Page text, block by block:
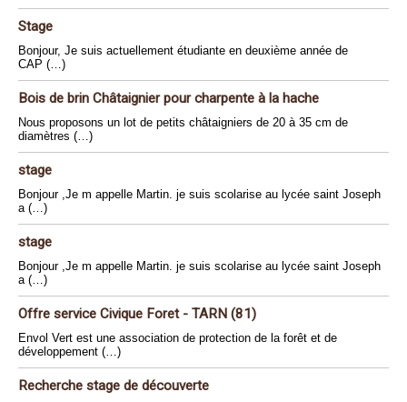
Stage
Bonjour, Je suis actuellement étudiante en deuxième année de
CAP (…)
Bois de brin Châtaignier pour charpente à la hache
Nous proposons un lot de petits châtaigniers de 20 à 35 cm de
diamètres (…)
stage
Bonjour ,Je m appelle Martin. je suis scolarise au lycée saint Joseph
a (…)
stage
Bonjour ,Je m appelle Martin. je suis scolarise au lycée saint Joseph
a (…)
Offre service Civique Foret - TARN (81)
Envol Vert est une association de protection de la forêt et de
développement (…)
Recherche stage de découverte